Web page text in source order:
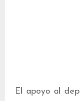
El apoyo al